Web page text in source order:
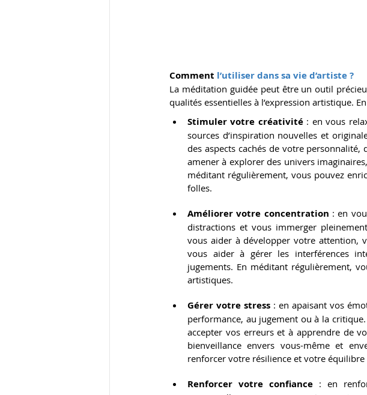
Comment l’utiliser dans sa vie d’artiste ?
La méditation guidée peut être un outil
qualités essentielles à l’expression artistique.
Stimuler votre créativité : en vous
sources d’inspiration nouvelles et
des aspects cachés de votre
amener à explorer des univers
méditant régulièrement, vous pouvez
folles.
Améliorer votre concentration : en
distractions et vous immerger
vous aider à développer votre attention,
vous aider à gérer les interférences
jugements. En méditant régulièrement,
artistiques.
Gérer votre stress : en apaisant vos
performance, au jugement ou à la
accepter vos erreurs et à apprendre de
bienveillance envers vous-même et
renforcer votre résilience et votre
Renforcer votre confiance : en